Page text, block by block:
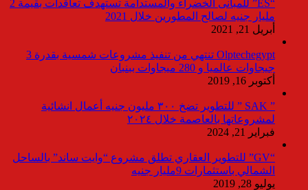
“ES” للمبانى الخضراء والمستدامة تستهدف تعاقدات بقيمة 2
مليار جنيه لصالح المطورين خلال 2021
أبريل 21, 2021
Olptechegypt تنتهي من تنفيذ مشروعات شمسية بقدرة 3
جيجاوات عالميا و 280 ميجاوات ببنبان
أكتوبر 16, 2019
” SAK ” للتطوير تضخ ٣٠٠ مليون جنيه أعمال انشائية
لمشروعاتها بالعاصمة خلال ٢٠٢٤
فبراير 21, 2024
“GV” للتطوير العقاري تطلق مشروع “وايت ساند” بالساحل
الشمالي باستثمارات 9مليار جنيه
يوليو 28, 2019